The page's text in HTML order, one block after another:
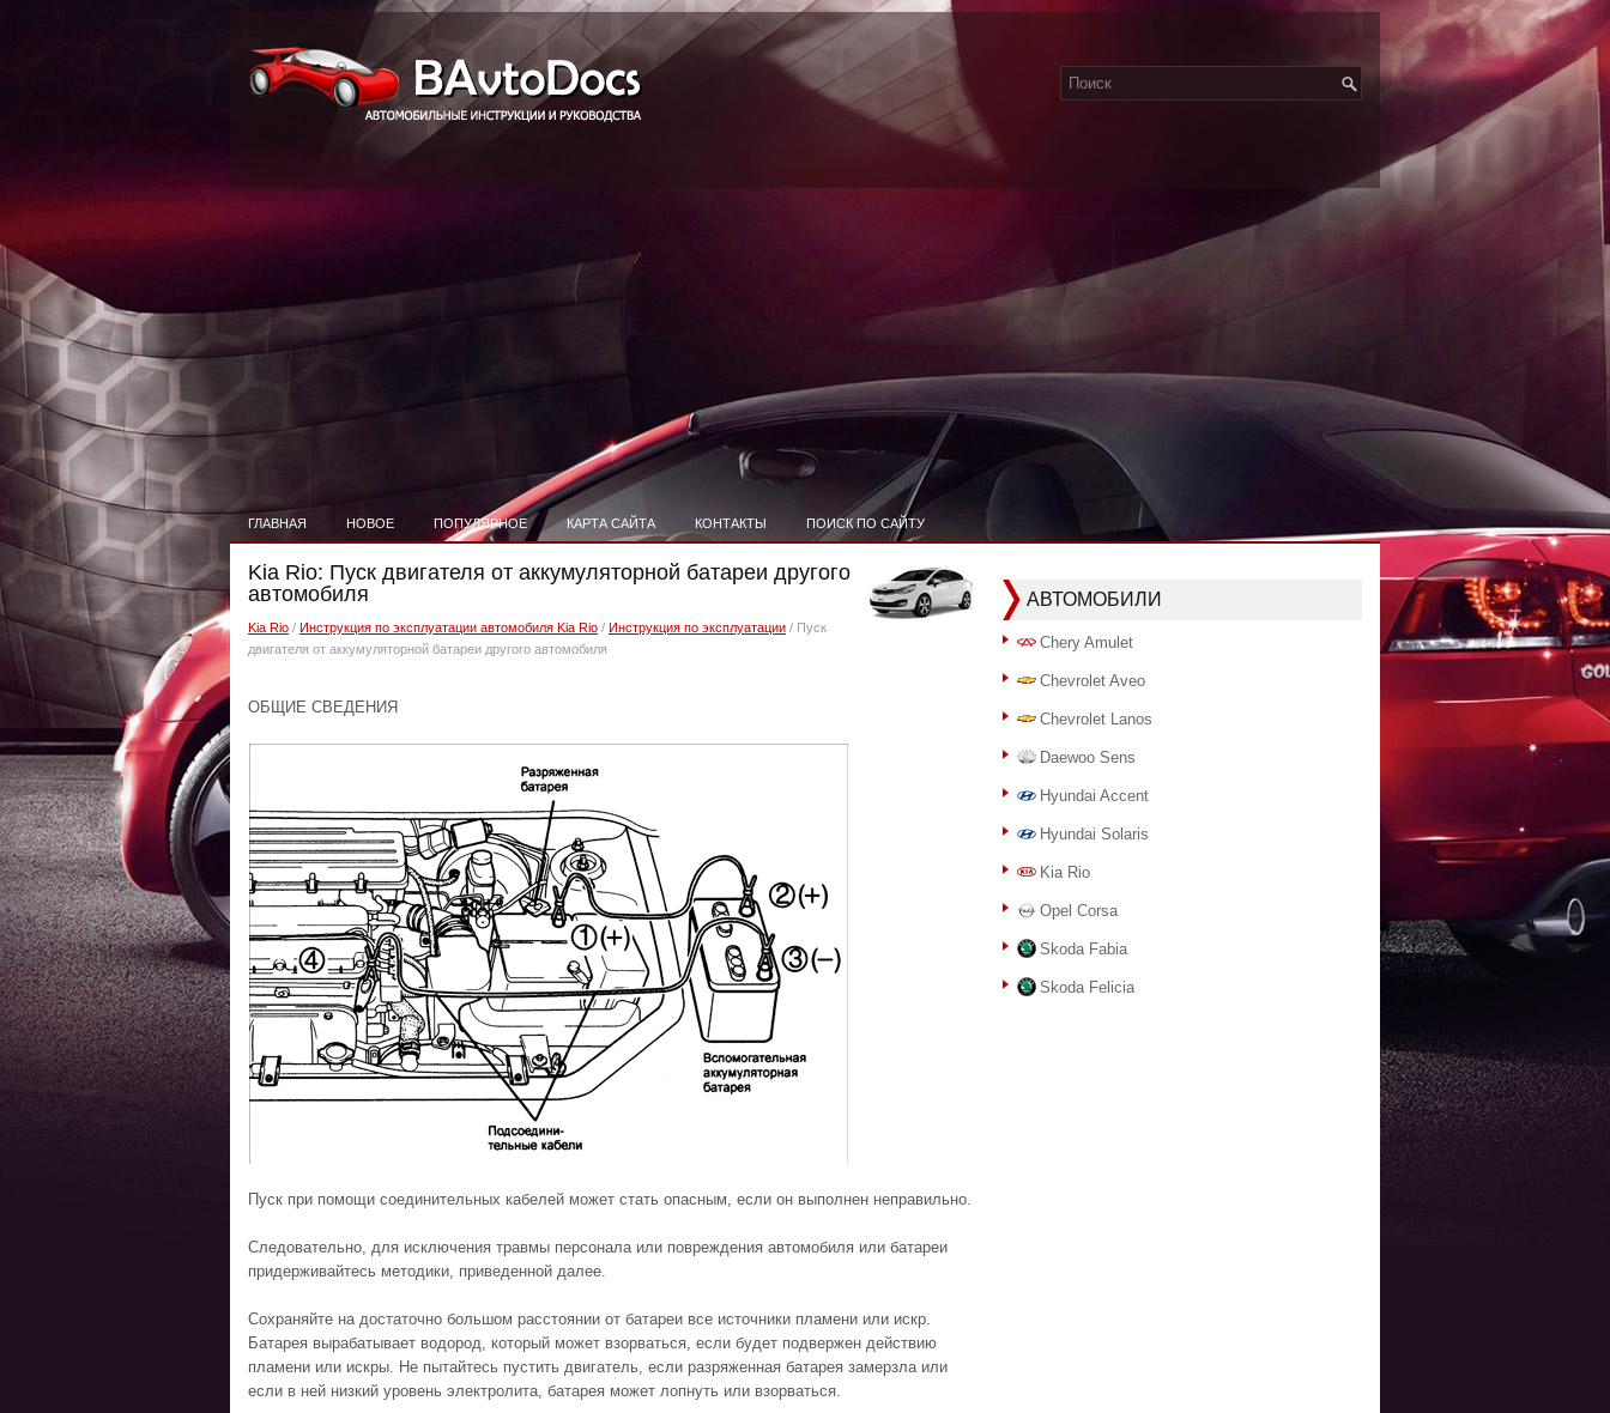
ГЛАВНАЯ НОВОЕ ПОПУЛЯРНОЕ КАРТА САЙТА КОНТАКТЫ ПОИСК ПО САЙТУ
Kia Rio: Пуск двигателя от аккумуляторной батареи другого
автомобиля
Kia Rio / Инструкция по эксплуатации автомобиля Kia Rio / Инструкция по эксплуатации / Пуск
двигателя от аккумуляторной батареи другого автомобиля
ОБЩИЕ СВЕДЕНИЯ
Пуск при помощи соединительных кабелей может стать опасным, если он выполнен неправильно.
Следовательно, для исключения травмы персонала или повреждения автомобиля или батареи
придерживайтесь методики, приведенной далее.
Сохраняйте на достаточно большом расстоянии от батареи все источники пламени или искр.
Батарея вырабатывает водород, который может взорваться, если будет подвержен действию
пламени или искры. Не пытайтесь пустить двигатель, если разряженная батарея замерзла или
если в ней низкий уровень электролита, батарея может лопнуть или взорваться.
АВТОМОБИЛИ
Chery Amulet
Chevrolet Aveo
Chevrolet Lanos
Daewoo Sens
Hyundai Accent
Hyundai Solaris
Kia Rio
Opel Corsa
Skoda Fabia
Skoda Felicia